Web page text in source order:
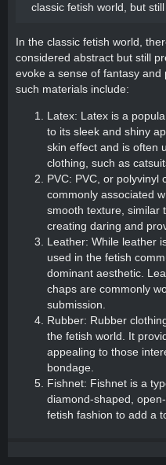
classic fetish world, but
In the classic fetish world,
considered abstract but still
evoke a sense of fantasy
such materials include:
Latex: Latex is a
to its sleek and shiny
skin effect and is often
clothing, such as
PVC: PVC, or polyvinyl
commonly associated
smooth texture, similar
creating daring and
Leather: While leather
used in the fetish
dominant aesthetic.
chaps are commonly
submission.
Rubber: Rubber
the fetish world. It
appealing to those
bondage.
Fishnet: Fishnet is a
diamond-shaped,
fetish fashion to add a